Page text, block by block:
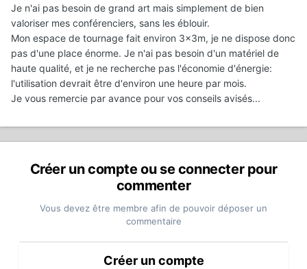
Je n'ai pas besoin de grand art mais simplement de bien
valoriser mes conférenciers, sans les éblouir.
Mon espace de tournage fait environ 3x3m, je ne dispose donc
pas d'une place énorme. Je n'ai pas besoin d'un matériel de
haute qualité, et je ne recherche pas l'économie d'énergie:
l'utilisation devrait être d'environ une heure par mois.
Je vous remercie par avance pour vos conseils avisés...
Créer un compte ou se connecter pour
commenter
Vous devez être membre afin de pouvoir déposer un
commentaire
Créer un compte